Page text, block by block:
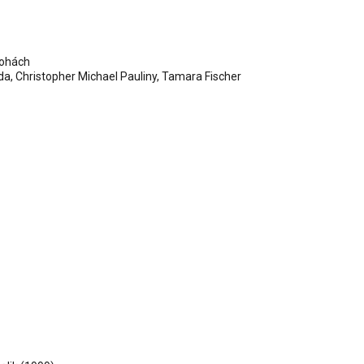
, Christopher Michael Pauliny, Tamara Fischer